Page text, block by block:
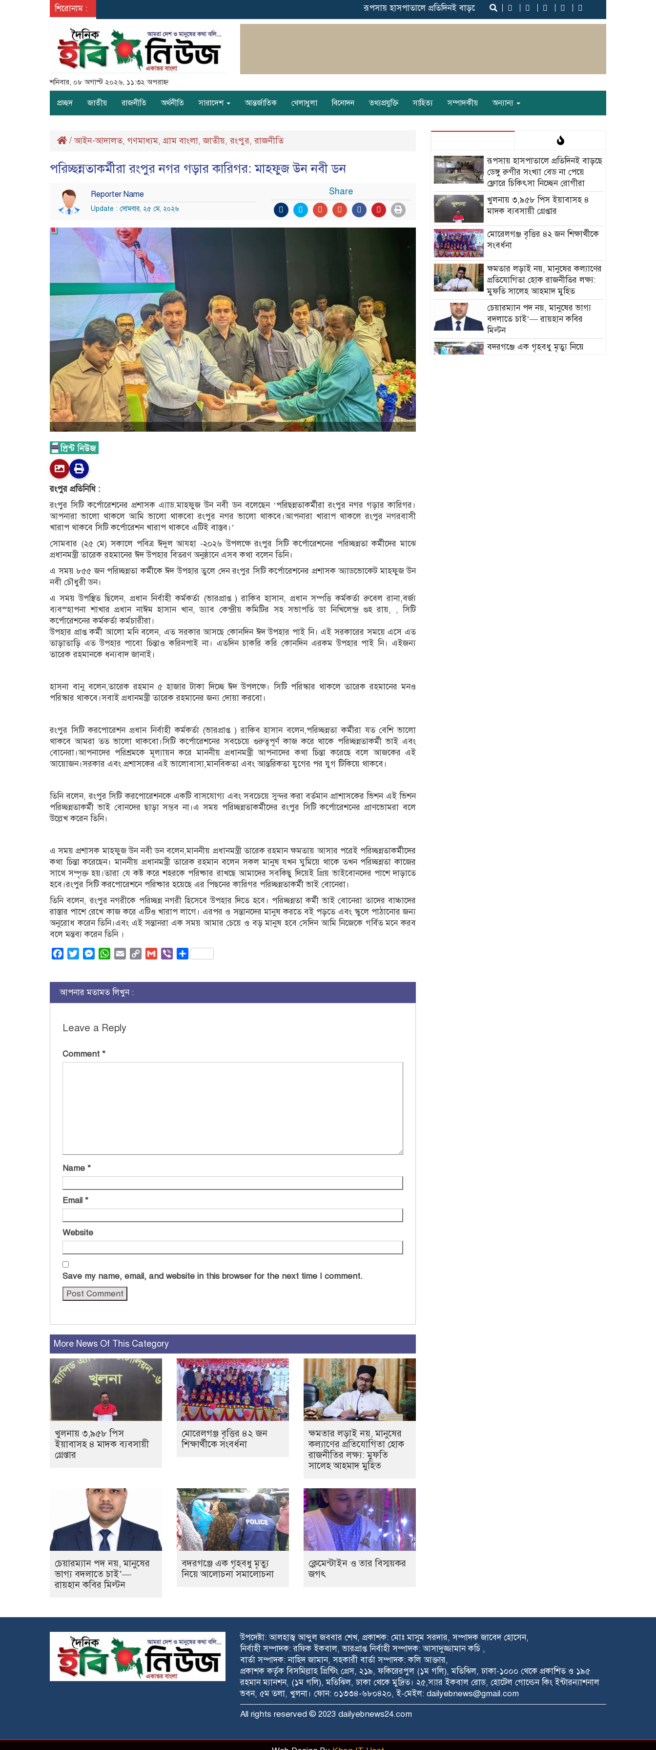
শিরোনাম : রূপসায় হাসপাতালে প্রতিদিনই বাড়ছে ডেঙ্গু রুগীর সংখ্যা বেড না পেয়ে ফ্লোরে চিকিৎসা নিচ্ছেন
শনিবার, ০৮ অগাস্ট ২০২৬, ১১:৩২ অপরাহ্ন
প্রচ্ছদ জাতীয় রাজনীতি অর্থনীতি সারাদেশ আন্তর্জাতিক খেলাধুলা বিনোদন তথ্যপ্রযুক্তি সাহিত্য সম্পাদকীয় অন্যান্য
/আইন-আদালত, গণমাধ্যম, গ্রাম বাংলা,জাতীয়,রংপুর,রাজনীতি
পরিচ্ছন্নতাকর্মীরা রংপুর নগর গড়ার কারিগর: মাহফুজ উন নবী ডন
Reporter Name
Update : সোমবার, ২৫ মে, ২০২৬
Share
রংপুর প্রতিনিধি :
রংপুর সিটি কর্পোরেশনের প্রশাসক এ্যাড.মাহফুজ উন নবী ডন বলেছেন ‘পরিছন্নতাকর্মীরা রংপুর নগর গড়ার কারিগর।
আপনারা ভালো থাকলে আমি ভালো থাকবো রংপুর নগর ভালো থাকবে।আপনারা খারাপ থাকলে রংপুর নগরবাসী
খারাপ থাকবে সিটি কর্পোরেশন খারাপ থাকবে এটিই বাস্তব।’
সোমবার (২৫ মে) সকালে পবিত্র ঈদুল আযহা -২০২৬ উপলক্ষে রংপুর সিটি কর্পোরেশনের পরিচ্ছন্নতা কর্মীদের মাঝে
প্রধানমন্ত্রী তারেক রহমানের ঈদ উপহার বিতরণ অনুষ্ঠানে এসব কথা বলেন তিনি।
এ সময় ৮৫৫ জন পরিচ্ছন্নতা কর্মীকে ঈদ উপহার তুলে দেন রংপুর সিটি কর্পোরেশনের প্রশাসক অ্যাডভোকেট মাহফুজ উন
নবী চৌধুরী ডন।
এ সময় উপস্থিত ছিলেন, প্রধান নির্বাহী কর্মকর্তা (ভারপ্রাপ্ত ) রাকিব হাসান, প্রধান সম্পত্তি কর্মকর্তা রুবেল রানা,বর্জ্য
ব্যবস্হাপনা শাখার প্রধান নাঈম হাসান খান, ড্যাব কেন্দ্রীয় কমিটির সহ সভাপতি ডা নিখিলেন্দ্র গুহ রায়, , সিটি
কর্পোরেশনের কর্মকর্তা কর্মচারীরা।
উপহার প্রাপ্ত কর্মী আলো মনি বলেন, এত সরকার আসছে কোনদিন ঈদ উপহার পাই নি। এই সরকারের সময়ে এসে এত
তাড়াতাড়ি এত উপহার পাবো চিন্তাও করিনপাই না। এতদিন চাকরি করি কোনদিন এরকম উপহার পাই নি। এইজন্য
তারেক রহমানকে ধন্যবাদ জানাই।
হাসনা বানু বলেন,তারেক রহমান ৫ হাজার টাকা দিচ্ছে ঈদ উপলক্ষে। সিটি পরিস্কার থাকলে তারেক রহমানের মনও
পরিস্কার থাকবে।সবাই প্রধানমন্ত্রী তারেক রহমানের জন্য দোয়া করবো।
রংপুর সিটি করপোরেশন প্রধান নির্বাহী কর্মকর্তা (ভারপ্রাপ্ত ) রাকিব হাসান বলেন,পরিচ্ছন্নতা কর্মীরা যত বেশি ভালো
থাকবে আমরা তত ভালো থাকবো।সিটি কর্পোরেশনের সবচেয়ে গুরুত্বপূর্ণ কাজ করে থাকে পরিচ্ছন্নতাকর্মী ভাই এবং
বোনেরা।আপনাদের পরিশ্রমকে মূল্যায়ন করে মাননীয় প্রধানমন্ত্রী আপনাদের কথা চিন্তা করেছে বলে আজকের এই
আয়োজন।সরকার এবং প্রশাসকের এই ভালোবাসা,মানবিকতা এবং আন্তরিকতা যুগের পর যুগ টিকিয়ে থাকবে।
তিনি বলেন, রংপুর সিটি করপোরেশনকে একটি বাসযোগ্য এবং সবচেয়ে সুন্দর করা বর্তমান প্রাশাসকের ভিশন এই ভিশন
পরিচ্ছন্নতাকর্মী ভাই বোনদের ছাড়া সম্ভব না।এ সময় পরিচ্ছন্নতাকর্মীদের রংপুর সিটি কর্পোরেশনের প্রাণভোমরা বলে
উল্লেখ করেন তিনি।
এ সময় প্রশাসক মাহফুজ উন নবী ডন বলেন,মাননীয় প্রধানমন্ত্রী তারেক রহমান ক্ষমতায় আসার পরেই পরিচ্ছন্নতাকর্মীদের
কথা চিন্তা করেছেন। মাননীয় প্রধানমন্ত্রী তারেক রহমান বলেন সকল মানুষ যখন ঘুমিয়ে থাকে তখন পরিচ্ছন্নতা কাজের
সাথে সম্পৃক্ত হয়।তারা যে কষ্ট করে শহরকে পরিষ্কার রাখছে আমাদের সবকিছু দিয়েই প্রিয় ভাইবোনদের পাশে দাড়াতে
হবে।রংপুর সিটি করপোরেশনে পরিষ্কার হয়েছে এর পিছনের কারিগর পরিচ্ছন্নতাকর্মী ভাই বোনেরা।
তিনি বলেন, রংপুর নগরীকে পরিচ্ছন্ন নগরী হিসেবে উপহার দিতে হবে। পরিচ্ছন্নতা কর্মী ভাই বোনেরা তাদের বাচ্চাদের
রাস্তার পাশে রেখে কাজ করে এটিও খারাপ লাগে। এরপর ও সন্তানদের মানুষ করতে বই পড়তে এবং স্কুলে পাঠানোর জন্য
অনুরোধ করেন তিনি।এবং এই সন্তানরা এক সময় আমার চেয়ে ও বড় মানুষ হবে সেদিন আমি নিজেকে গর্বিত মনে করব
বলে মন্তব্য করেন তিনি ।
FacebookTwitterMessenger
WhatsApp
Email
Copy
Gmail ViberShare
আপনার মতামত লিখুন :
Leave a Reply
Comment *
Name *
Email *
Website
Save my name, email, and website in this browser for the next time I comment.
More News Of This Category
খুলনায় ৩,৯৫৮ পিস
ইয়াবাসহ ৪ মাদক ব্যবসায়ী
গ্রেপ্তার
মোরেলগঞ্জ বৃত্তির ৪২ জন
শিক্ষার্থীকে সংবর্ধনা
ক্ষমতার লড়াই নয়, মানুষের
কল্যাণের প্রতিযোগিতা হোক
রাজনীতির লক্ষ্য: মুফতি
সালেহ আহমাদ মুহিত
চেয়ারম্যান পদ নয়, মানুষের
ভাগ্য বদলাতে চাই’—
রায়হান কবির মিল্টন
বদরগঞ্জে এক গৃহবধু মৃত্যু
নিয়ে আলোচনা সমালোচনা
ক্লেমেন্টাইন ও তার বিস্ময়কর
জগৎ
রূপসায় হাসপাতালে প্রতিদিনই বাড়ছে
ডেঙ্গু রুগীর সংখ্যা বেড না পেয়ে
ফ্লোরে চিকিৎসা নিচ্ছেন রোগীরা
খুলনায় ৩,৯৫৮ পিস ইয়াবাসহ ৪
মাদক ব্যবসায়ী গ্রেপ্তার
মোরেলগঞ্জ বৃত্তির ৪২ জন শিক্ষার্থীকে
সংবর্ধনা
ক্ষমতার লড়াই নয়, মানুষের কল্যাণের
প্রতিযোগিতা হোক রাজনীতির লক্ষ্য:
মুফতি সালেহ আহমাদ মুহিত
চেয়ারম্যান পদ নয়, মানুষের ভাগ্য
বদলাতে চাই’— রায়হান কবির
মিল্টন
বদরগঞ্জে এক গৃহবধু মৃত্যু নিয়ে
উপদেষ্টা: আলহাজ্ব আব্দুল জববার শেখ, প্রকাশক: মোঃ মাসুম সরদার, সম্পাদক জাবেদ হোসেন,
নির্বাহী সম্পাদক: রফিক ইকবাল, ভারপ্রাপ্ত নির্বাহী সম্পাদক: আসাদুজ্জামান কচি ,
বার্তা সম্পাদক: নাহিদ জামান, সহকারী বার্তা সম্পাদক: কলি আক্তার,
প্রকাশক কর্তৃক বিসমিল্লাহ প্রিন্টিং প্রেস, ২১৯, ফকিরেরপুল (১ম গলি), মতিঝিল, ঢাকা-১০০০ থেকে প্রকাশিত ও ১৯৫
রহমান ম্যানশন, (১ম গলি), মতিঝিল, ঢাকা থেকে মুদ্রিত। ২৫,স্যার ইকবাল রোড, হোটেল গোল্ডেন কিং ইন্টারন্যাশনাল
ভবন, ৫ম তলা, খুলনা। ফোন: ০১৩৩৪-৬৮০৪২০, ই-মেইল: dailyebnews@gmail.com
All rights reserved © 2023 dailyebnews24.com